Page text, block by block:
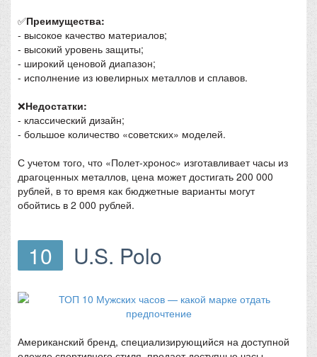
✅Преимущества:
- высокое качество материалов;
- высокий уровень защиты;
- широкий ценовой диапазон;
- исполнение из ювелирных металлов и сплавов.
❌Недостатки:
- классический дизайн;
- большое количество «советских» моделей.
С учетом того, что «Полет-хронос» изготавливает часы из
драгоценных металлов, цена может достигать 200 000
рублей, в то время как бюджетные варианты могут
обойтись в 2 000 рублей.
10 U.S. Polo
Американский бренд, специализирующийся на доступной